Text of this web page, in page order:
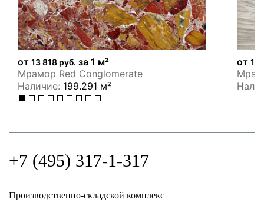
от13 818 руб. за 1 м²
Мрамор Red Conglomerate
Наличие: 199.291 м²
от 12
+7 (495) 317-1-317
Производственно-складской комплекс